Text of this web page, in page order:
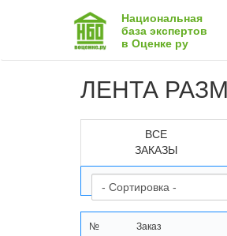
Национальная
база экспертов
в Оценке ру
ЛЕНТА
ВСЕ
ЗАКАЗЫ
№ Заказ